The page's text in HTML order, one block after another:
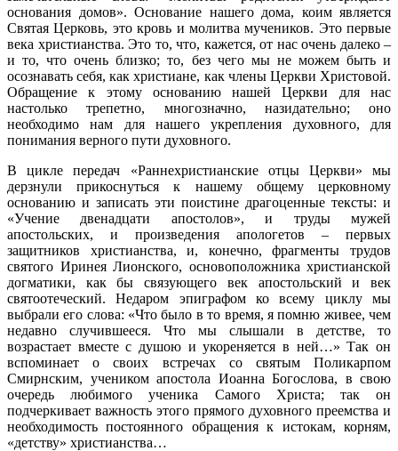
основания домов». Основание нашего дома, коим является
Святая Церковь, это кровь и молитва мучеников. Это первые
века христианства. Это то, что, кажется, от нас очень далеко –
и то, что очень близко; то, без чего мы не можем быть и
осознавать себя, как христиане, как члены Церкви Христовой.
Обращение к этому основанию нашей Церкви для нас
настолько трепетно, многозначно, назидательно; оно
необходимо нам для нашего укрепления духовного, для
понимания верного пути духовного.
В цикле передач «Раннехристианские отцы Церкви» мы
дерзнули прикоснуться к нашему общему церковному
основанию и записать эти поистине драгоценные тексты: и
«Учение двенадцати апостолов», и труды мужей
апостольских, и произведения апологетов – первых
защитников христианства, и, конечно, фрагменты трудов
святого Иринея Лионского, основоположника христианской
догматики, как бы связующего век апостольский и век
святоотеческий. Недаром эпиграфом ко всему циклу мы
выбрали его слова: «Что было в то время, я помню живее, чем
недавно случившееся. Что мы слышали в детстве, то
возрастает вместе с душою и укореняется в ней…» Так он
вспоминает о своих встречах со святым Поликарпом
Смирнским, учеником апостола Иоанна Богослова, в свою
очередь любимого ученика Самого Христа; так он
подчеркивает важность этого прямого духовного преемства и
необходимость постоянного обращения к истокам, корням,
«детству» христианства…